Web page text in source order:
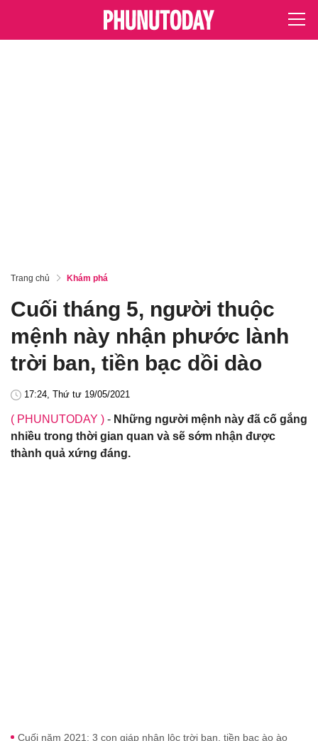
Trang chủ Khám phá
Cuối tháng 5, người thuộc
mệnh này nhận phước lành
trời ban, tiền bạc dồi dào
17:24, Thứ tư 19/05/2021
( PHUNUTODAY ) - Những người mệnh này đã cố gắng
nhiều trong thời gian quan và sẽ sớm nhận được
thành quả xứng đáng.
Cuối năm 2021: 3 con giáp nhận lộc trời ban, tiền bạc ào ào